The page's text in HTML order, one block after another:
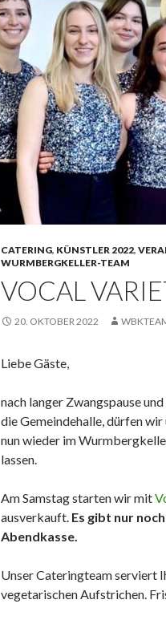
CATERING, KÜNSTLER 2022,
WURMBERGKELLER-TEAM
VOCAL
20. OKTOBER 2022
Liebe Gäste,
nach langer Zwangspause
die Gemeindehalle, dürfen
nun wieder im
lassen.
Am Samstag starten wir mit
ausverkauft. Es gibt nur
Abendkasse.
Unser Cateringteam serviert
vegetarischen Aufstrichen.